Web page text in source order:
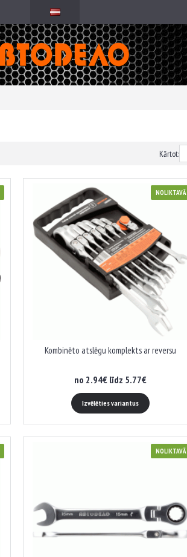
Kārtot:
NOLIKTAVĀ
Kombinēto atslēgu komplekts ar reversu
no 2.94€ līdz 5.77€
Izvēlēties variantus
NOLIKTAVĀ